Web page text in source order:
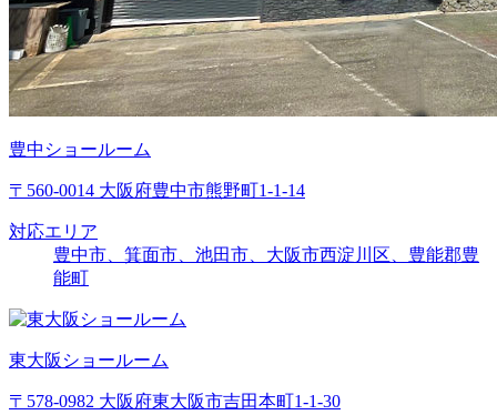
豊中ショールーム
〒560-0014 大阪府豊中市熊野町1-1-14
対応エリア
豊中市、箕面市、池田市、大阪市西淀川区、豊能郡豊
能町
東大阪ショールーム
〒578-0982 大阪府東大阪市吉田本町1-1-30